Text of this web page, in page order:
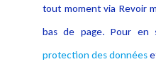
tout moment via Revoir
bas de page. Pour en
protection des données